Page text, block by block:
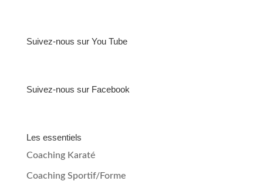
Suivez-nous sur You Tube
Suivez-nous sur Facebook
Les essentiels
Coaching Karaté
Coaching Sportif/Forme